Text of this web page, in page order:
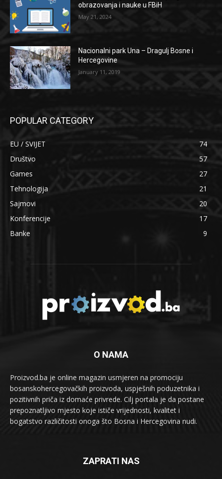
obrazovanja i nauke u FBiH
May 21, 2024
Nacionalni park Una – Dragulj Bosne i
Hercegovine
January 11, 2019
POPULAR CATEGORY
EU / SVIJET
74
Društvo
57
Games
27
Tehnologija
21
Sajmovi
20
Konferencije
17
Banke
9
O NAMA
Proizvod.ba je online magazin usmjeren na promociju
bosanskohercegovačkih proizvoda, uspješnih poduzetnika i
pozitivnih priča iz domaće privrede. Cilj portala je da postane
prepoznatljivo mjesto koje ističe vrijednosti, kvalitet i
bogatstvo različitosti onoga što Bosna i Hercegovina nudi.
ZAPRATI NAS